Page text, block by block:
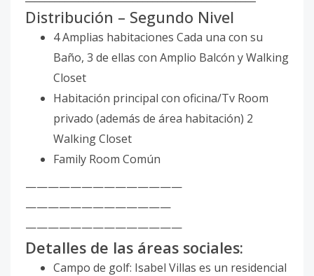
Distribución – Segundo Nivel
4 Amplias habitaciones Cada una con su
Baño, 3 de ellas con Amplio Balcón y Walking
Closet
Habitación principal con oficina/Tv Room
privado (además de área habitación) 2
Walking Closet
Family Room Común
——————————————
—————————————
——————————————
Detalles de las áreas sociales:
Campo de golf: Isabel Villas es un residencial